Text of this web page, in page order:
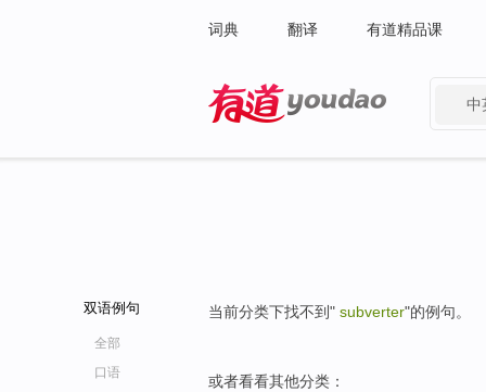
词典 翻译 有道精品课
中
双语例句
全部
口语
当前分类下找不到" subverter"的例句。
或者看看其他分类：